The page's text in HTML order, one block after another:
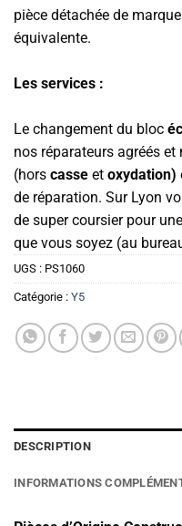
pièce détachée de
équivalente.
Les services :
Le changement du bloc
nos réparateurs agréés
(hors casse et oxydation)
de réparation. Sur Lyon
de super coursier pour
que vous soyez (au
UGS : PS1060
Catégorie : Y5
DESCRIPTION
INFORMATIONS